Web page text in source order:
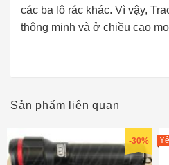
các ba lô rác khác. Vì vậy,
thông minh và ở chiều cao
Sản phẩm liên quan
-30%